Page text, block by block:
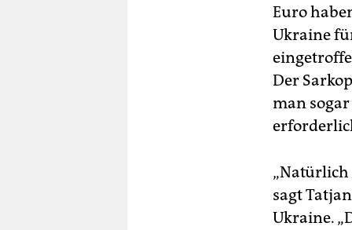
Euro
Ukraine
Der
man
„Natürlich
sagt
Ukraine.